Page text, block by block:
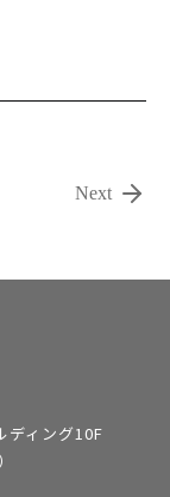
Next
ディング10F